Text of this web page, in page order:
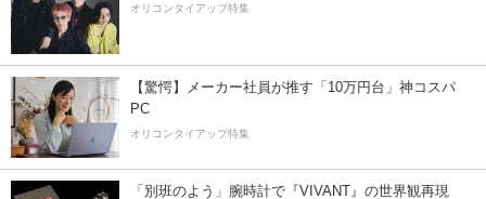
オリコンタイアップ特集
【驚愕】メーカー社員が推す「10万円台」神コスパ
PC
オリコンタイアップ特集
「別班のよう」腕時計で『VIVANT』の世界観再現